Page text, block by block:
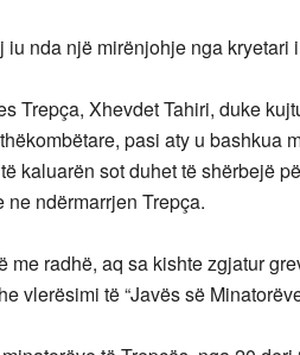
iu nda një mirënjohje nga
Trepça, Xhevdet Tahiri, duke
pasi aty u bashkua
kaluarën sot duhet të shërbejë
ndërmarrjen Trepça.
me radhë, aq sa kishte zgjatur
vlerësimi të “Javës së